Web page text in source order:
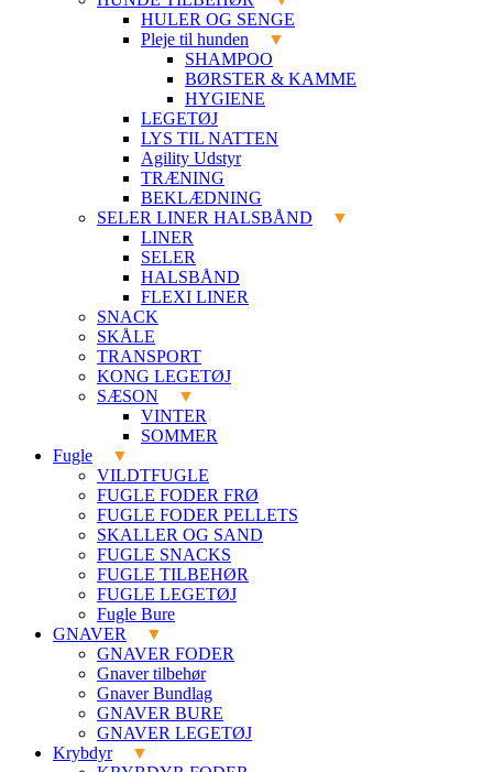
HULER OG SENGE
Pleje til hunden
SHAMPOO
BØRSTER & KAMME
HYGIENE
LEGETØJ
LYS TIL NATTEN
Agility Udstyr
TRÆNING
BEKLÆDNING
SELER LINER HALSBÅND
LINER
SELER
HALSBÅND
FLEXI LINER
SNACK
SKÅLE
TRANSPORT
KONG LEGETØJ
SÆSON
VINTER
SOMMER
Fugle
VILDTFUGLE
FUGLE FODER FRØ
FUGLE FODER PELLETS
SKALLER OG SAND
FUGLE SNACKS
FUGLE TILBEHØR
FUGLE LEGETØJ
Fugle Bure
GNAVER
GNAVER FODER
Gnaver tilbehør
Gnaver Bundlag
GNAVER BURE
GNAVER LEGETØJ
Krybdyr